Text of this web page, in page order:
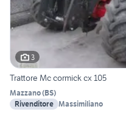
3
Trattore Mc cormick cx 105
Mazzano(BS)
Rivenditore Massimiliano